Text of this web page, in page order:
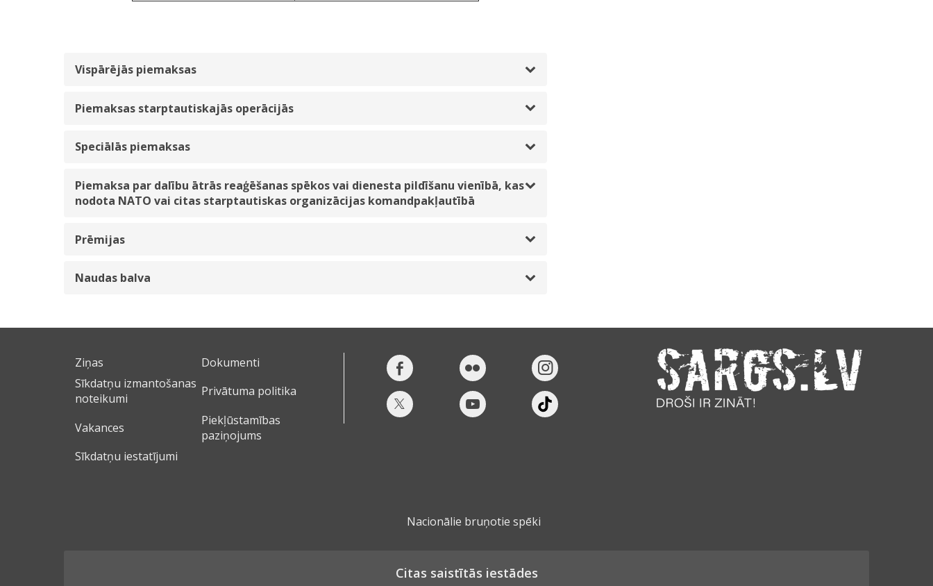
Vispārējās piemaksas
Piemaksas starptautiskajās operācijās
Speciālās piemaksas
Piemaksa par dalību ātrās reaģēšanas spēkos vai dienesta pildīšanu vienībā, kas
nodota NATO vai citas starptautiskas organizācijas komandpakļautībā
Prēmijas
Naudas balva
Ziņas
Dokumenti
Sīkdatņu izmantošanas
noteikumi
Privātuma politika
Vakances
Piekļūstamības
paziņojums
Sīkdatņu iestatījumi
Nacionālie bruņotie spēki
Citas saistītās iestādes